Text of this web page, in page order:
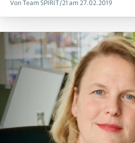
Von Team SPIRIT/21 am 27.02.2019